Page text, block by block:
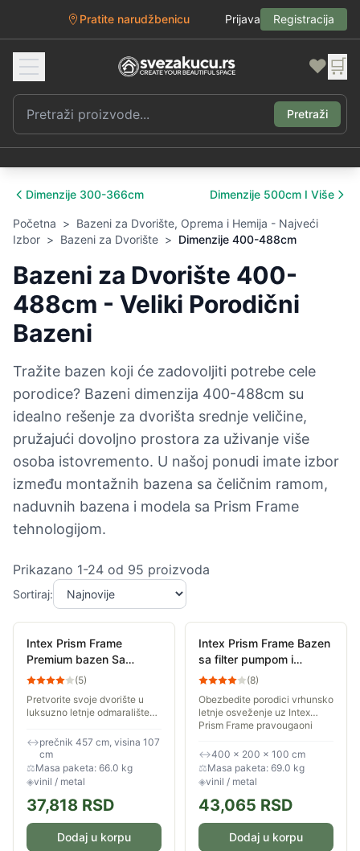
Pratite narudžbenicu Prijava Registracija
❤️ 🛒
Pretraži
Dimenzije 300-366cm Dimenzije 500cm I Više
Početna > Bazeni za Dvorište, Oprema i Hemija - Najveći
Izbor > Bazeni za Dvorište > Dimenzije 400-488cm
Bazeni za Dvorište 400-
488cm - Veliki Porodični
Bazeni
Tražite bazen koji će zadovoljiti potrebe cele
porodice? Bazeni dimenzija 400-488cm su
idealno rešenje za dvorišta srednje veličine,
pružajući dovoljno prostora za uživanje više
osoba istovremento. U našoj ponudi imate izbor
između montažnih bazena sa čeličnim ramom,
naduvnih bazena i modela sa Prism Frame
tehnologijom.
Prikazano 1-24 od 95 proizvoda
Sortiraj:
Intex Prism Frame
Premium bazen Sa
kompletnom opremom
(5)
Pretvorite svoje dvorište u
luksuzno letnje odmaralište
sa metalnom konstrukcijom.
Set dolazi kao kompletno All-
in-One...
↔prečnik 457 cm, visina 107
cm
⚖Masa paketa: 66.0 kg
◈vinil / metal
37,818 RSD
Dodaj u korpu
Intex Prism Frame Bazen
sa filter pumpom i
merdevinama 4 x 2 x 1m
(8)
Obezbedite porodici vrhunsko
letnje osveženje uz Intex
Prism Frame pravougaoni
cm. Zahvaljujući svom
pravilnom...
↔400 × 200 × 100 cm
⚖Masa paketa: 69.0 kg
◈vinil / metal
43,065 RSD
Dodaj u korpu